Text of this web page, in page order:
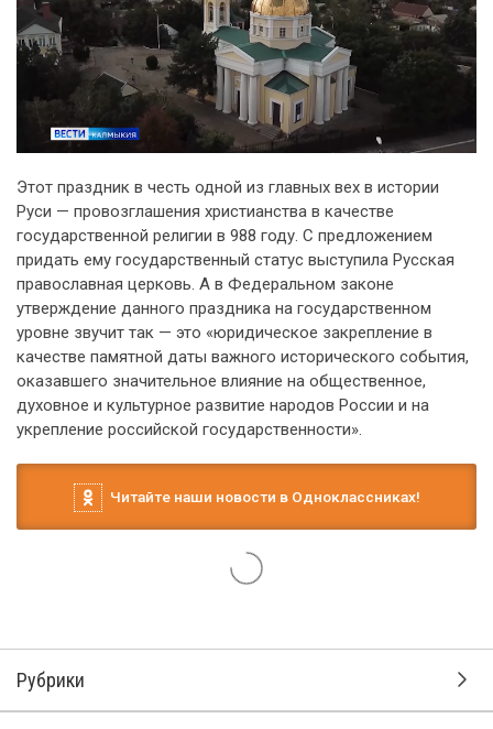
Этот праздник в честь одной из главных вех в истории
Руси — провозглашения христианства в качестве
государственной религии в 988 году. С предложением
придать ему государственный статус выступила Русская
православная церковь. А в Федеральном законе
утверждение данного праздника на государственном
уровне звучит так — это «юридическое закрепление в
качестве памятной даты важного исторического события,
оказавшего значительное влияние на общественное,
духовное и культурное развитие народов России и на
укрепление российской государственности».
Читайте наши новости в Одноклассниках!
Рубрики